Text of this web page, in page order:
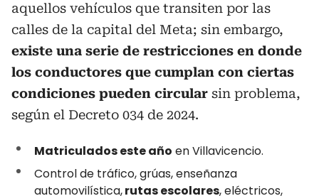
aquellos vehículos que transiten por las
calles de la capital del Meta; sin embargo,
existe una serie de restricciones en donde
los conductores que cumplan con ciertas
condiciones pueden circular sin problema,
según el Decreto 034 de 2024.
Matriculados este año en Villavicencio.
Control de tráfico, grúas, enseñanza
automovilística,rutas escolares, eléctricos,